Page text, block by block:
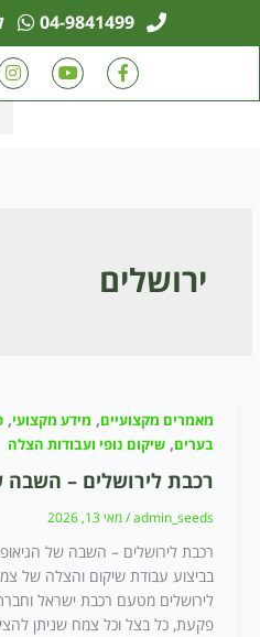
04-9841499
F
a
c
Y
o
u
I
n
s
ירושלים
מאמרים מקצועיים, מידע מקצועי,
בערים, שיקום נופי ועבודות הצלה
רכבת לירושלים – השבה
admin_seeds
/מאי 13, 2026
בביצוע עבודת שיקום והצלה של
לירושלים מטעם רכבת ישראל
פקעת, כל בצל וכל צמח שניתן